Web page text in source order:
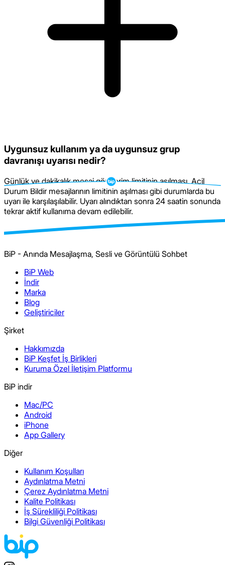
Uygunsuz kullanım ya da uygunsuz grup
davranışı uyarısı nedir?
Günlük ve dakikalık mesaj gönderim limitinin aşılması, Acil
Durum Bildir mesajlarının limitinin aşılması gibi durumlarda bu
uyarı ile karşılaşılabilir. Uyarı alındıktan sonra 24 saatin sonunda
tekrar aktif kullanıma devam edilebilir.
BiP - Anında Mesajlaşma, Sesli ve Görüntülü Sohbet
BiP Web
İndir
Marka
Blog
Geliştiriciler
Şirket
Hakkımızda
BiP Keşfet İş Birlikleri
Kuruma Özel İletişim Platformu
BiP indir
Mac/PC
Android
iPhone
App Gallery
Diğer
Kullanım Koşulları
Aydınlatma Metni
Çerez Aydınlatma Metni
Kalite Politikası
İş Sürekliliği Politikası
Bilgi Güvenliği Politikası